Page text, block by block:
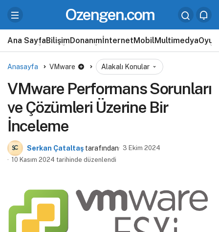
Ozengen.com
Ana SayfaBilişimDonanımİnternetMobilMultimedyaOyun
Anasayfa VMware Alakalı Konular
VMware Performans Sorunları
ve Çözümleri Üzerine Bir
İnceleme
Serkan Çataltaş tarafından
3 Ekim 2024
10 Kasım 2024 tarihinde düzenlendi